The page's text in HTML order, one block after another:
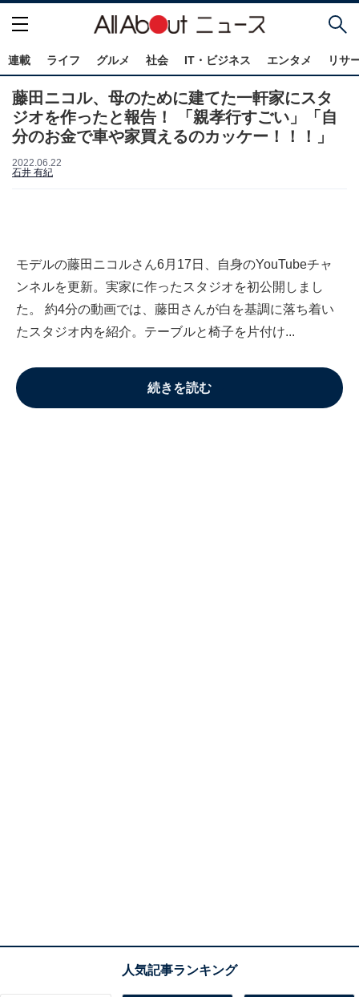
連載 ライフ グルメ 社会 IT・ビジネス エンタメ リサ
藤田ニコル、母のために建てた一軒家にスタ
ジオを作ったと報告！ 「親孝行すごい」「自
分のお金で車や家買えるのカッケー！！！」
2022.06.22
石井 有紀
モデルの藤田ニコルさん6月17日、自身のYouTubeチャ
ンネルを更新。実家に作ったスタジオを初公開しまし
た。 約4分の動画では、藤田さんが白を基調に落ち着い
たスタジオ内を紹介。テーブルと椅子を片付け...
続きを読む